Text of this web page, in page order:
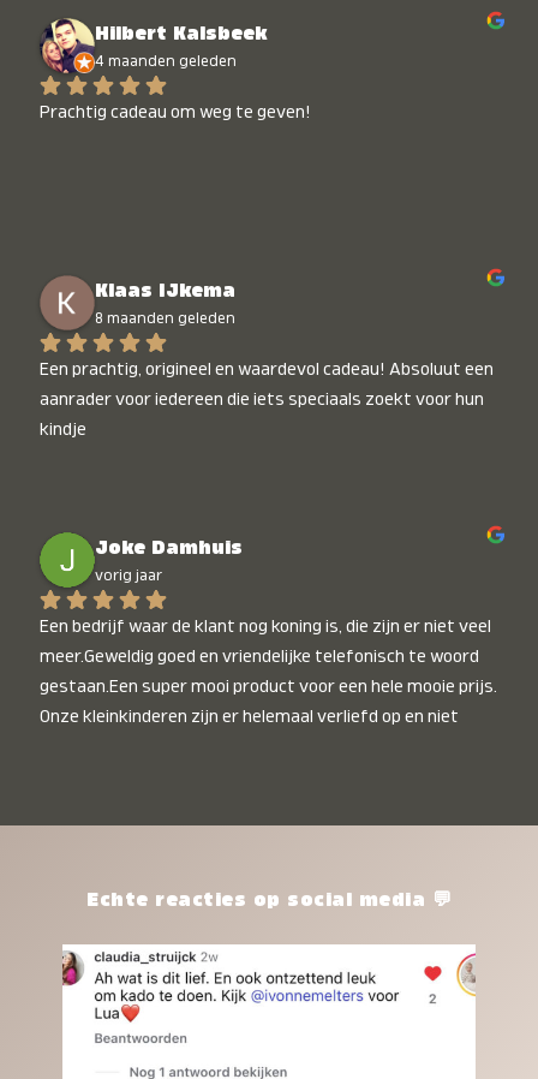
Hilbert Kalsbeek
4 maanden geleden
Prachtig cadeau om weg te geven!
Klaas IJkema
8 maanden geleden
Een prachtig, origineel en waardevol cadeau! Absoluut een
aanrader voor iedereen die iets speciaals zoekt voor hun
kindje
Joke Damhuis
vorig jaar
Een bedrijf waar de klant nog koning is, die zijn er niet veel
meer.Geweldig goed en vriendelijke telefonisch te woord
gestaan.Een super mooi product voor een hele mooie prijs.
Onze kleinkinderen zijn er helemaal verliefd op en niet
het waard.Echte reacties op social media 💬